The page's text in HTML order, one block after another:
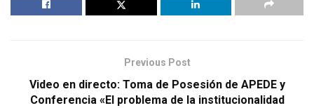
Previous Post
Video en directo: Toma de Posesión de APEDE y
Conferencia «El problema de la institucionalidad